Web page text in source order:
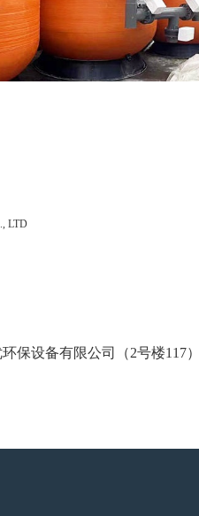
LTD
保设备有限公司（2号楼117）